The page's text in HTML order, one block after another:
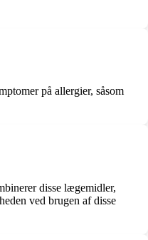
på allergier, såsom
disse lægemidler,
ved brugen af disse